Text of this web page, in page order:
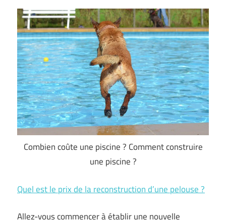
Combien coûte une piscine ? Comment construire
une piscine ?
Quel est le prix de la reconstruction d’une pelouse ?
Allez-vous commencer à établir une nouvelle